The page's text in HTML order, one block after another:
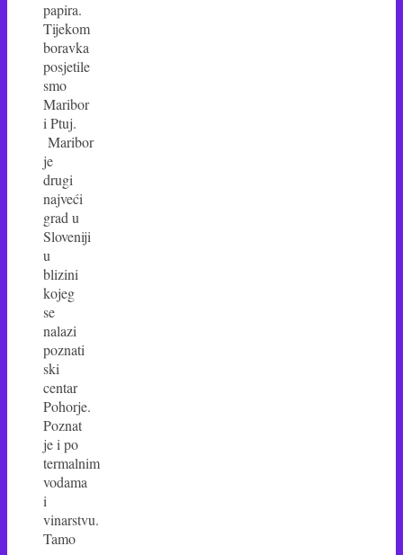
papira.
Tijekom
boravka
posjetile
smo
Maribor
i Ptuj.
Maribor
je
drugi
najveći
grad u
Sloveniji
u
blizini
kojeg
se
nalazi
poznati
ski
centar
Pohorje.
Poznat
je i po
termalnim
vodama
i
vinarstvu.
Tamo